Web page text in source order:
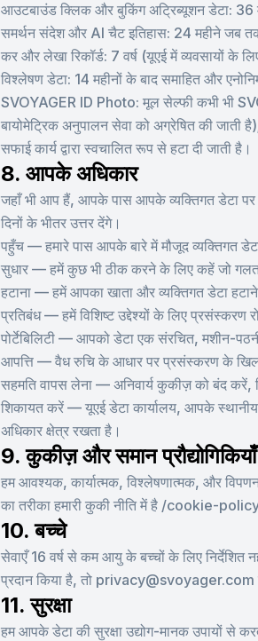
आउटबाउंड क्लिक और बुकिंग अट्रिब्यूशन डेटा: 36
समर्थन संदेश और AI चैट इतिहास: 24 महीने जब
कर और लेखा रिकॉर्ड: 7 वर्ष (यूएई में व्यवसायों के
विश्लेषण डेटा: 14 महीनों के बाद समाहित और
SVOYAGER ID Photo: मूल सेल्फी कभी भी
बायोमेट्रिक अनुपालन सेवा को अग्रेषित की जाती
सफाई कार्य द्वारा स्वचालित रूप से हटा दी जाती है।
8. आपके अधिकार
जहाँ भी आप हैं, आपके पास आपके व्यक्तिगत डेटा
दिनों के भीतर उत्तर देंगे।
पहुँच — हमारे पास आपके बारे में मौजूद व्यक्तिगत
सुधार — हमें कुछ भी ठीक करने के लिए कहें जो
हटाना — हमें आपका खाता और व्यक्तिगत डेटा
प्रतिबंध — हमें विशिष्ट उद्देश्यों के लिए प्रसंस्करण
पोर्टेबिलिटी — आपको डेटा एक संरचित, मशीन-
आपत्ति — वैध रुचि के आधार पर प्रसंस्करण के
सहमति वापस लेना — अनिवार्य कुकीज़ को बंद
शिकायत करें — यूएई डेटा कार्यालय, आपके स्थानीय
अधिकार क्षेत्र रखता है।
9. कुकीज़ और समान प्रौद्योगिकियाँ
हम आवश्यक, कार्यात्मक, विश्लेषणात्मक, और विपणन
का तरीका हमारी कुकी नीति में है /cookie-
10. बच्चे
सेवाएँ 16 वर्ष से कम आयु के बच्चों के लिए निर्देशित
प्रदान किया है, तो privacy@svoyager.com
11. सुरक्षा
हम आपके डेटा की सुरक्षा उद्योग-मानक उपायों से